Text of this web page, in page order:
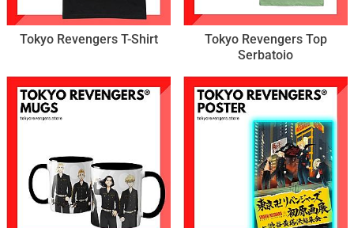
Tokyo Revengers T-Shirt
Tokyo Revengers Top
Serbatoio